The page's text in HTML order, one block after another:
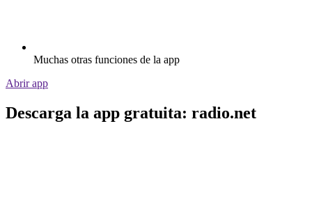
Muchas otras funciones de la app
Abrir app
Descarga la app gratuita: radio.net